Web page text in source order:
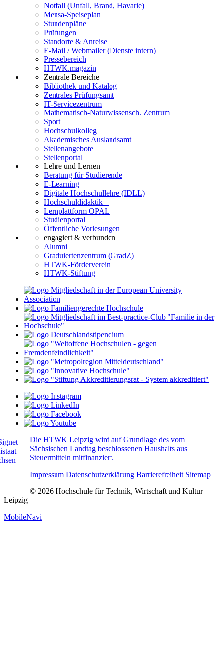
Notfall (Unfall, Brand, Havarie)
Mensa-Speiseplan
Stundenpläne
Prüfungen
Standorte & Anreise
E-Mail / Webmailer (Dienste intern)
Pressebereich
HTWK.magazin
Zentrale Bereiche
Bibliothek und Katalog
Zentrales Prüfungsamt
IT-Servicezentrum
Mathematisch-Naturwissensch. Zentrum
Sport
Hochschulkolleg
Akademisches Auslandsamt
Stellenangebote
Stellenportal
Lehre und Lernen
Beratung für Studierende
E-Learning
Digitale Hochschullehre (IDLL)
Hochschuldidaktik +
Lernplattform OPAL
Studienportal
Öffentliche Vorlesungen
engagiert & verbunden
Alumni
Graduiertenzentrum (GradZ)
HTWK-Förderverein
HTWK-Stiftung
Die HTWK Leipzig wird auf Grundlage des vom
Sächsischen Landtag beschlossenen Haushalts aus
Steuermitteln mitfinanziert.
Impressum Datenschutzerklärung Barrierefreiheit Sitemap
© 2026 Hochschule für Technik, Wirtschaft und Kultur
Leipzig
MobileNavi